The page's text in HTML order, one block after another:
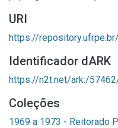
URI
https://
Identificador dARK
https://n2t.net/ark:/
Coleções
1969 a 1973 - Reitorado